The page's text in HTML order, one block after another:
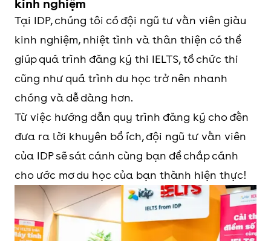
kinh nghiệm
Tại IDP, chúng tôi có đội ngũ tư vấn viên giàu
kinh nghiệm, nhiệt tình và thân thiện có thể
giúp quá trình đăng ký thi IELTS, tổ chức thi
cũng như quá trình du học trở nên nhanh
chóng và dễ dàng hơn.
Từ việc hướng dẫn quy trình đăng ký cho đến
đưa ra lời khuyên bổ ích, đội ngũ tư vấn viên
của IDP sẽ sát cánh cùng bạn để chắp cánh
cho ước mơ du học của bạn thành hiện thực!